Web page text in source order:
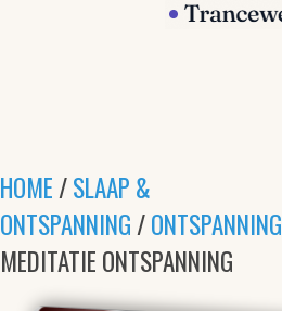
HOME/SLAAP &
ONTSPANNING/ONTSPANNING
MEDITATIE ONTSPANNING